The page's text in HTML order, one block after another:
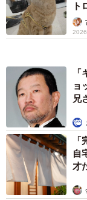
ト
ョ
兄
自
才